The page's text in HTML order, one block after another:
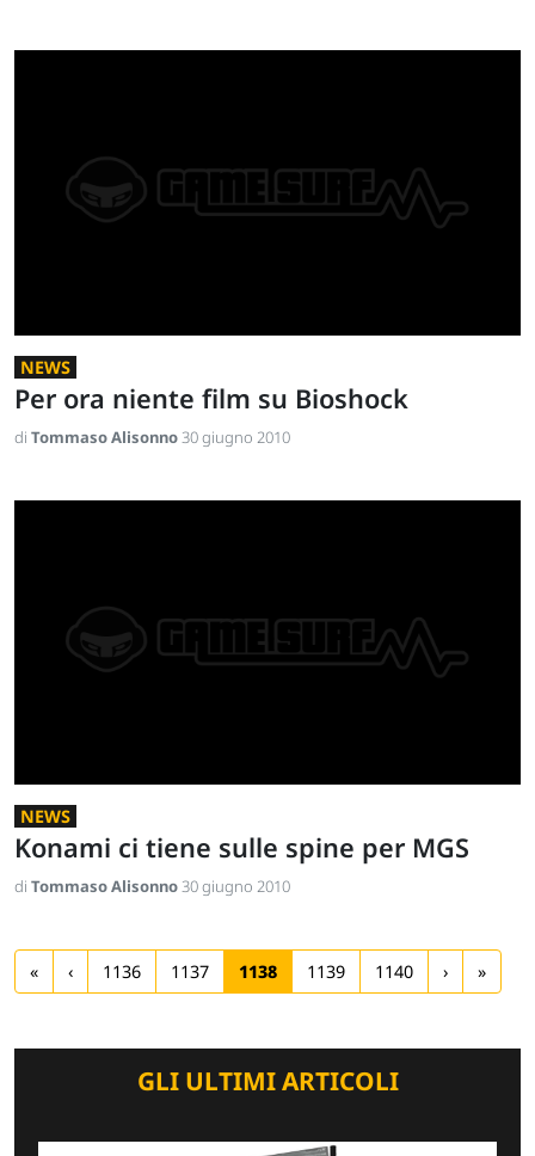
NEWS
Per ora niente film su Bioshock
di Tommaso Alisonno30 giugno 2010
NEWS
Konami ci tiene sulle spine per MGS
di Tommaso Alisonno30 giugno 2010
« ‹ 1136 1137 1138 1139 1140 › »
GLI ULTIMI ARTICOLI